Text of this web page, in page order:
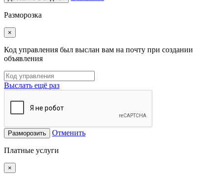
Разморозка
×
Код управления был выслан вам на почту при создании
объявления
Выслать ещё раз
Разморозить Отменить
Платные услуги
×